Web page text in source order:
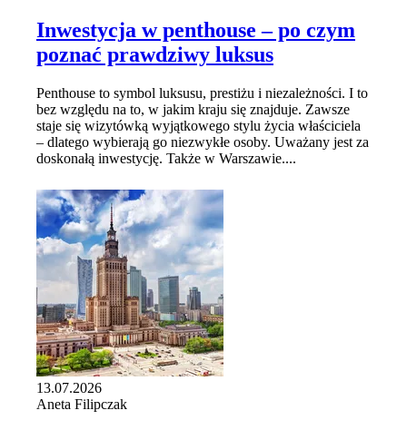
Inwestycja w penthouse – po czym
poznać prawdziwy luksus
Penthouse to symbol luksusu, prestiżu i niezależności. I to
bez względu na to, w jakim kraju się znajduje. Zawsze
staje się wizytówką wyjątkowego stylu życia właściciela
– dlatego wybierają go niezwykłe osoby. Uważany jest za
doskonałą inwestycję. Także w Warszawie....
13.07.2026
Aneta Filipczak